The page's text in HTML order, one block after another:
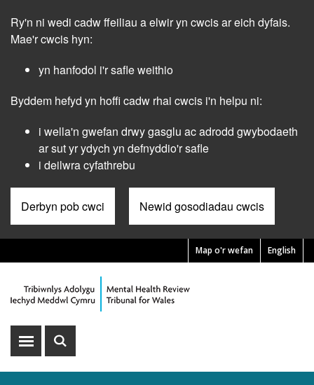
main
Ry'n ni wedi cadw ffeiliau a elwir yn cwcis ar eich dyfais.
Mae'r cwcis hyn:
yn hanfodol i'r safle weithio
Byddem hefyd yn hoffi cadw rhai cwcis i'n helpu ni:
i wella'n gwefan drwy gasglu ac adrodd gwybodaeth
ar sut yr ydych yn defnyddio'r safle
i deilwra cyfathrebu
Derbyn pob cwci Newid gosodiadau cwcis
English
Pre
Header
Menu
Map o'r wefan
DangosDangos